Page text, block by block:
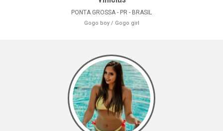
PONTA GROSSA - PR - BRASIL
Gogo boy / Gogo girl